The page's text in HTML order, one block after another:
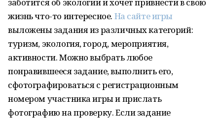
жизнь что-то интересное. На сайте игры
выложены задания из различных категорий:
туризм, экология, город, мероприятия,
активности. Можно выбрать любое
понравившееся задание, выполнить его,
сфотографироваться с регистрационным
номером участника игры и прислать
фотографию на проверку. Если задание